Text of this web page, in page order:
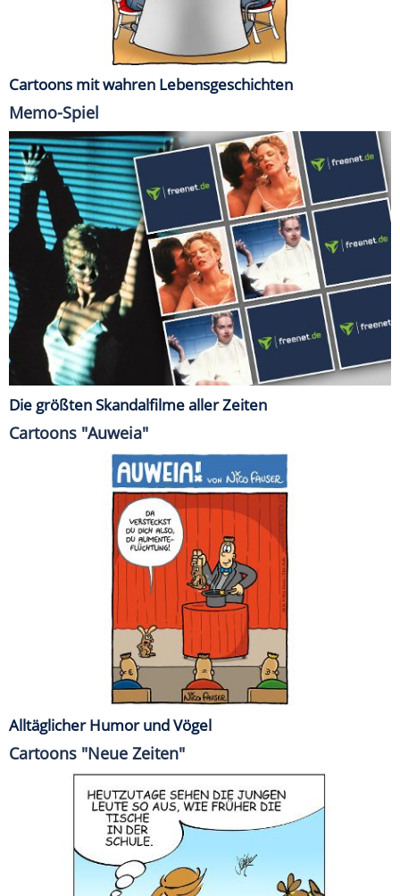
Cartoons mit wahren Lebensgeschichten
Memo-Spiel
Die größten Skandalfilme aller Zeiten
Cartoons "Auweia"
Alltäglicher Humor und Vögel
Cartoons "Neue Zeiten"